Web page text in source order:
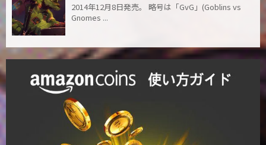
2014年12月8日発売。 略号は「GvG」(Goblins vs
Gnomes ...